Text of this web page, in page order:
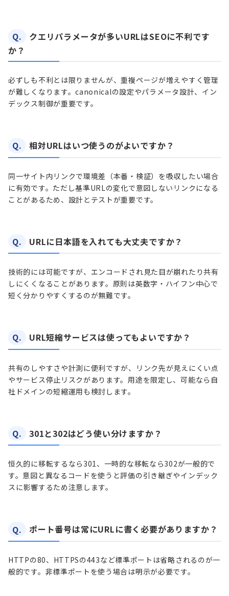
Q.
クエリパラメータが多いURLはSEOに不利です
か？
必ずしも不利とは限りませんが、重複ページが増えやすく管理
が難しくなります。canonicalの設定やパラメータ設計、イン
デックス制御が重要です。
Q. 相対URLはいつ使うのがよいですか？
同一サイト内リンクで環境差（本番・検証）を吸収したい場合
に有効です。ただし基準URLの変化で意図しないリンクになる
ことがあるため、設計とテストが重要です。
Q. URLに日本語を入れても大丈夫ですか？
技術的には可能ですが、エンコードされ見た目が崩れたり共有
しにくくなることがあります。原則は英数字・ハイフン中心で
短く分かりやすくするのが無難です。
Q. URL短縮サービスは使ってもよいですか？
共有のしやすさや計測に便利ですが、リンク先が見えにくい点
やサービス停止リスクがあります。用途を限定し、可能なら自
社ドメインの短縮運用も検討します。
Q. 301と302はどう使い分けますか？
恒久的に移転するなら301、一時的な移転なら302が一般的で
す。意図と異なるコードを使うと評価の引き継ぎやインデック
スに影響するため注意します。
Q. ポート番号は常にURLに書く必要がありますか？
HTTPの80、HTTPSの443など標準ポートは省略されるのが一
般的です。非標準ポートを使う場合は明示が必要です。